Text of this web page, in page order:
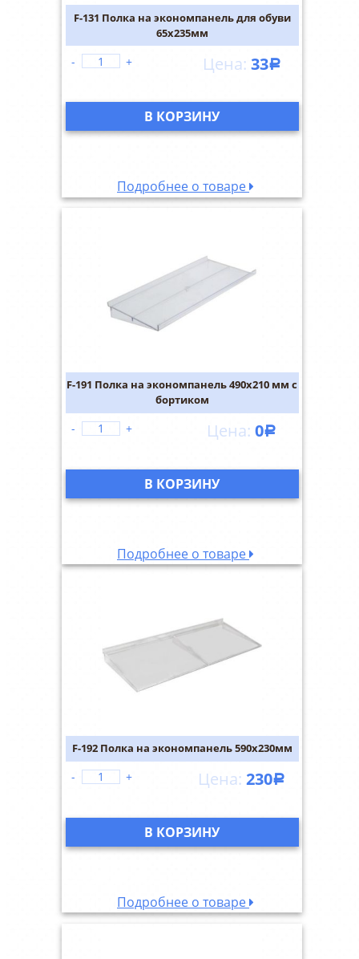
F-131 Полка на экономпанель для обуви
65х235мм
33Р
- +
В КОРЗИНУ
Подробнее о товаре
F-191 Полка на экономпанель 490х210 мм с
бортиком
0Р
- +
В КОРЗИНУ
Подробнее о товаре
F-192 Полка на экономпанель 590х230мм
230Р
- +
В КОРЗИНУ
Подробнее о товаре